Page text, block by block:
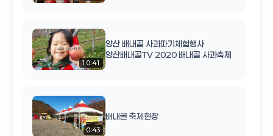
10:41
양산 배내골 사과따기체험행사
양산배내골TV 2020 배내골 사과축제
0:43
배내골 축제현장